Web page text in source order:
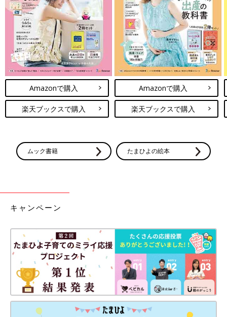
Amazonで購入
楽天ブックスで購入
Amazonで購入
楽天ブックスで購入
ムック書籍 たまひよの絵本
キャンペーン